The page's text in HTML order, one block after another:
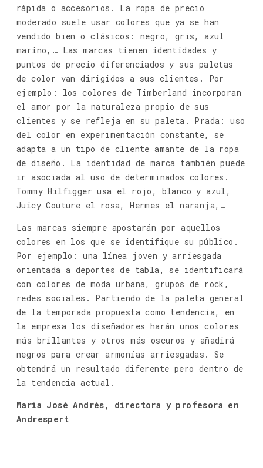
rápida o accesorios. La ropa de precio
moderado suele usar colores que ya se han
vendido bien o clásicos: negro, gris, azul
marino,… Las marcas tienen identidades y
puntos de precio diferenciados y sus paletas
de color van dirigidos a sus clientes. Por
ejemplo: los colores de Timberland incorporan
el amor por la naturaleza propio de sus
clientes y se refleja en su paleta. Prada: uso
del color en experimentación constante, se
adapta a un tipo de cliente amante de la ropa
de diseño. La identidad de marca también puede
ir asociada al uso de determinados colores.
Tommy Hilfigger usa el rojo, blanco y azul,
Juicy Couture el rosa, Hermes el naranja,…
Las marcas siempre apostarán por aquellos
colores en los que se identifique su público.
Por ejemplo: una línea joven y arriesgada
orientada a deportes de tabla, se identificará
con colores de moda urbana, grupos de rock,
redes sociales. Partiendo de la paleta general
de la temporada propuesta como tendencia, en
la empresa los diseñadores harán unos colores
más brillantes y otros más oscuros y añadirá
negros para crear armonías arriesgadas. Se
obtendrá un resultado diferente pero dentro de
la tendencia actual.
Maria José Andrés, directora y profesora en
Andrespert